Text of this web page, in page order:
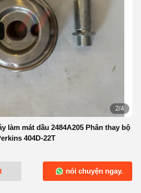
2/4
làm mát dầu 2484A205 Phân thay bộ
404D-22T
nói chuyện ngay.